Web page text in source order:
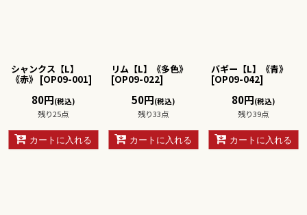
シャンクス【L】
《赤》 [OP09-001]
80円(税込)
残り25点
カートに入れる
リム【L】《多色》
[OP09-022]
50円(税込)
残り33点
カートに入れる
バギー【L】《青》
[OP09-042]
80円(税込)
残り39点
カートに入れる